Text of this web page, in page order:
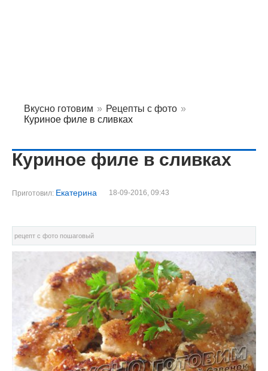
Вкусно готовим » Рецепты с фото »
Куриное филе в сливках
Куриное филе в сливках
Приготовил: Екатерина 18-09-2016, 09:43
рецепт с фото пошаговый